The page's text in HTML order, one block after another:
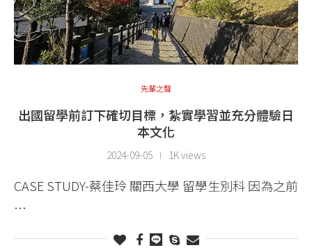
先輩之聲
出國留學前訂下確切目標，紮實學習並充分體驗日
本文化
2024-09-05 1K views
CASE STUDY-蔡佳玲 關西大學 留學生別科 因為之前
…